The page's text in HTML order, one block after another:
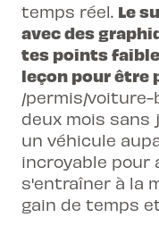
temps réel. Le
avec des
tes points
leçon pour être
/permis/voiture-
deux mois sans
un véhicule
incroyable pour
s'entraîner à la
gain de temps